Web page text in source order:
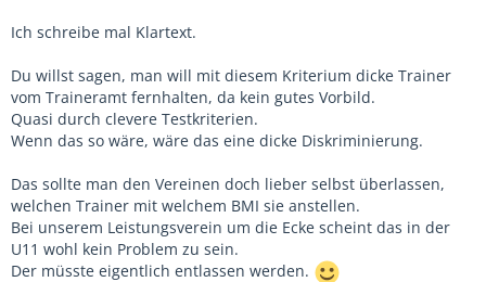
Ich schreibe mal Klartext.
Du willst sagen, man will mit diesem Kriterium dicke Trainer
vom Traineramt fernhalten, da kein gutes Vorbild.
Quasi durch clevere Testkriterien.
Wenn das so wäre, wäre das eine dicke Diskriminierung.
Das sollte man den Vereinen doch lieber selbst überlassen,
welchen Trainer mit welchem BMI sie anstellen.
Bei unserem Leistungsverein um die Ecke scheint das in der
U11 wohl kein Problem zu sein.
Der müsste eigentlich entlassen werden.